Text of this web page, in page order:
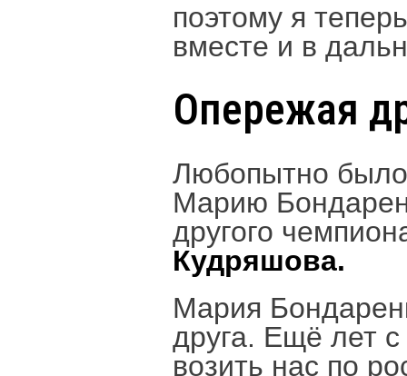
поэтому я
вместе и в
Опережая
Любопытно
Марию
другого
Кудряшова.
Мария
друга. Ещё лет
возить нас по